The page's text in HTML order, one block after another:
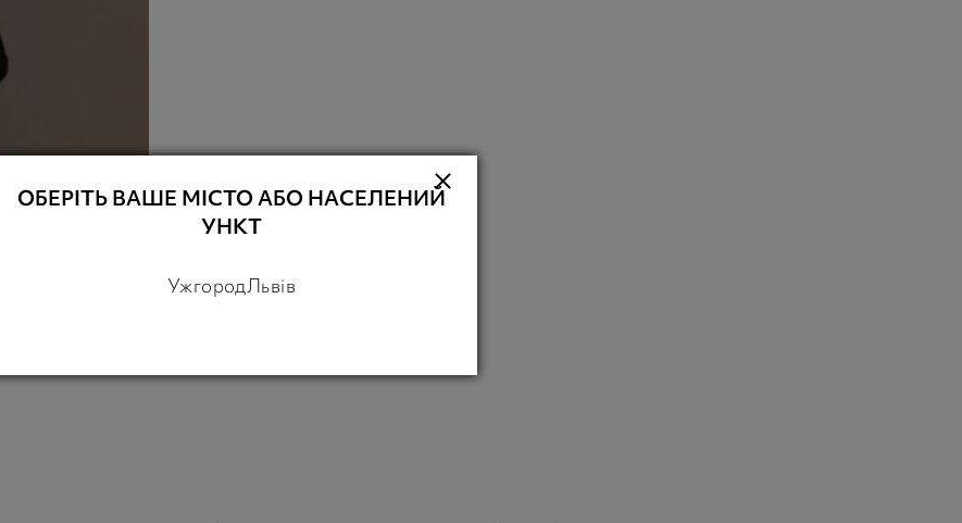
ОБЕРІТЬ ВАШЕ МІСТО АБО НАСЕЛЕНИЙ
УНКТ
УжгородЛьвів